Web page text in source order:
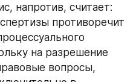
напротив, считает:
противоречит
на разрешение
вопросы,